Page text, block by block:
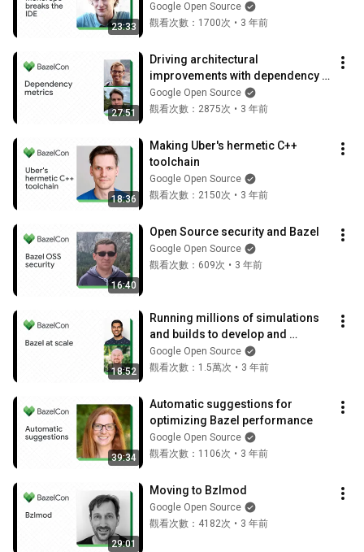
23:33
Google Open Source
觀看次數：1700次 • 3 年前
27:51
Driving architectural
improvements with dependency
metrics
Google Open Source
觀看次數：2875次 • 3 年前
18:36
Making Uber's hermetic C++
toolchain
Google Open Source
觀看次數：2150次 • 3 年前
16:40
Open Source security and Bazel
Google Open Source
觀看次數：609次 • 3 年前
18:52
Running millions of simulations
and builds to develop and
evaluate autopilot at scale
Google Open Source
觀看次數：1.5萬次 • 3 年前
39:34
Automatic suggestions for
optimizing Bazel performance
Google Open Source
觀看次數：1106次 • 3 年前
29:01
Moving to Bzlmod
Google Open Source
觀看次數：4182次 • 3 年前